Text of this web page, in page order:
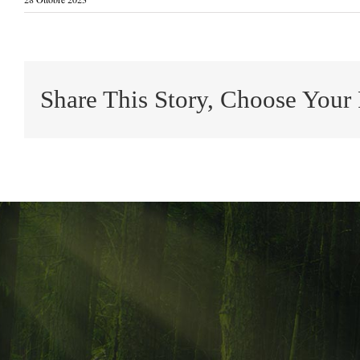
Share This Story, Choose